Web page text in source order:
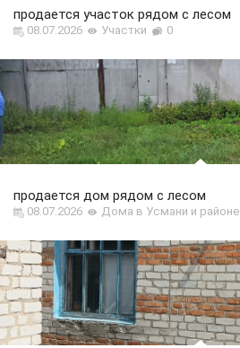
продается участок рядом с лесом
08.07.2026 Участки 0
продается дом рядом с лесом
08.07.2026 Дома в Усмани и районе